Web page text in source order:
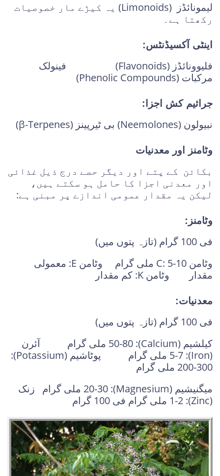
لیمونائڈز (Limonoids) یہ کیڑے مار خصوصیات
رکھتا ہے۔
اینٹی آکسیڈنٹس:
فلیوونائڈز (Flavonoids) فینولک
مرکبات (Phenolic Compounds)
جراثیم کش اجزا:
نبیولون (Neemolones) بی ٹیرپینز (β-Terpenes)
وٹامنز اور معدنیات
بکائن کے پتے اور دیگر حصے درج ذیل غذائی
اور معدنی اجزا کا حامل ہو سکتے ہیں،
لیکن یہ مقدار عمومی اندازے پر مبنی ہے:
وٹامنز:
فی 100 گرام (تازہ پتوں میں)
وٹامن C: 5-10 ملی گرام وٹامن E: معمولی
مقدار وٹامن K: کم مقدار
معدنیات:
فی 100 گرام (تازہ پتوں میں)
کیلشیم (Calcium): 50-80 ملی گرام آئرن
(Iron): 5-7 ملی گرام پوٹاشیم (Potassium):
200-300 ملی گرام
میگنیشیم (Magnesium): 20-30 ملی گرام زنک
(Zinc): 1-2 ملی گرام فی 100 گرام